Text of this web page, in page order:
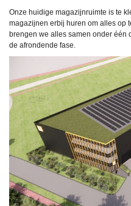
Onze huidige magazijnruimte is te
magazijnen erbij huren om alles op
brengen we alles samen onder één
de afrondende fase.